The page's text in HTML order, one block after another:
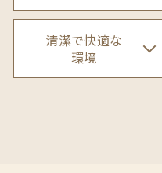
清潔で快適な
環境